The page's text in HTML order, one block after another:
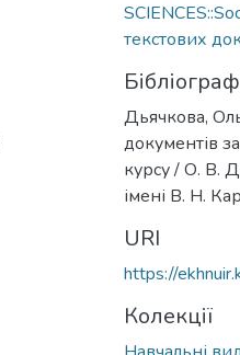
текстових
Дьячкова,
документів
курсу / О. В.
імені В. Н.
URI
https://
Колекції